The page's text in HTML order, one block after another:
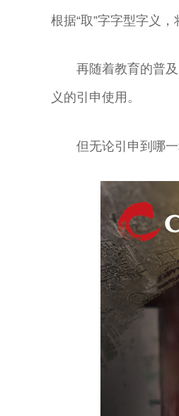
根据“取”字字型字义，
再随着教育的普
义的引申使用。
但无论引申到哪